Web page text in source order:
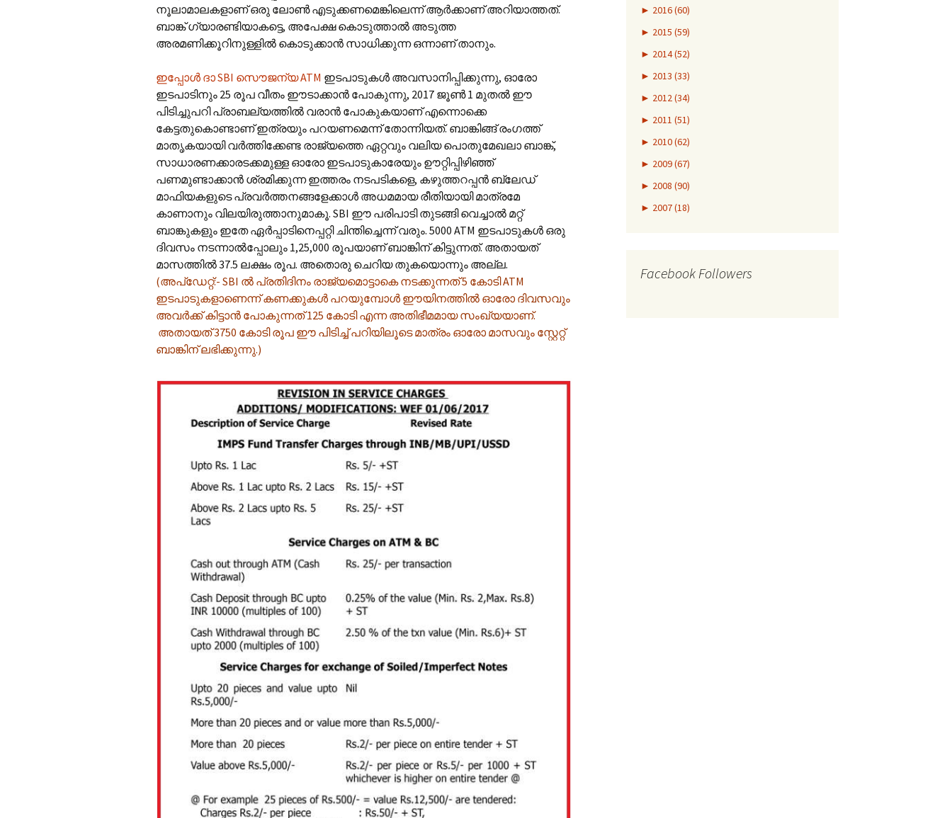
നൂലാമാലകളാണ് ഒരു ലോൺ എടുക്കണമെങ്കിലെന്ന് ആർക്കാണ് അറിയാത്തത്.
ബാങ്ക് ഗ്യാരണ്ടിയാകട്ടെ, അപേക്ഷ കൊടുത്താൽ അടുത്ത
അരമണിക്കൂറിനുള്ളിൽ കൊടുക്കാൻ സാധിക്കുന്ന ഒന്നാണ് താനും.
ഇപ്പോൾ ദാ SBI സൌജന്യ ATM ഇടപാടുകൾ അവസാനിപ്പിക്കുന്നു, ഓരോ
ഇടപാടിനും 25 രൂപ വീതം ഈടാക്കാൻ പോകുന്നു, 2017 ജൂൺ 1 മുതൽ ഈ
പിടിച്ചുപറി പ്രാബല്യത്തിൽ വരാൻ പോകുകയാണ് എന്നൊക്കെ
കേട്ടതുകൊണ്ടാണ് ഇത്രയും പറയണമെന്ന് തോന്നിയത്. ബാങ്കിങ്ങ് രംഗത്ത്
മാതൃകയായി വർത്തിക്കേണ്ട രാജ്യത്തെ ഏറ്റവും വലിയ പൊതുമേഖലാ ബാങ്ക്,
സാധാരണക്കാരടക്കമുള്ള ഓരോ ഇടപാടുകാരേയും ഊറ്റിപ്പിഴിഞ്ഞ്
പണമുണ്ടാക്കാൻ ശ്രമിക്കുന്ന ഇത്തരം നടപടികളെ, കഴുത്തറപ്പൻ ബ്ലേഡ്
മാഫിയകളുടെ പ്രവർത്തനങ്ങളേക്കാൾ അധമമായ രീതിയായി മാത്രമേ
കാണാനും വിലയിരുത്താനുമാകൂ. SBI ഈ പരിപാടി തുടങ്ങി വെച്ചാൽ മറ്റ്
ബാങ്കുകളും ഇതേ ഏർപ്പാടിനെപ്പറ്റി ചിന്തിച്ചെന്ന് വരും. 5000 ATM ഇടപാടുകൾ ഒരു
ദിവസം നടന്നാൽ‌പ്പോലും 1,25,000 രൂപയാണ് ബാങ്കിന് കിട്ടുന്നത്. അതായത്
മാസത്തിൽ 37.5 ലക്ഷം രൂപ. അതൊരു ചെറിയ തുകയൊന്നും അല്ല.
(അപ്‌ഡേറ്റ്:- SBI ൽ പ്രതിദിനം രാജ്യമൊട്ടാകെ നടക്കുന്നത് 5 കോടി ATM
ഇടപാടുകളാണെന്ന് കണക്കുകൾ പറയുമ്പോൾ ഈയിനത്തിൽ ഓരോ ദിവസവും
അവർക്ക് കിട്ടാൻ പോകുന്നത് 125 കോടി എന്ന അതിഭീമമായ സംഖ്യയാണ്.
അതായത് 3750 കോടി രൂപ ഈ പിടിച്ച് പറിയിലൂടെ മാത്രം ഓരോ മാസവും സ്റ്റേറ്റ്
ബാങ്കിന് ലഭിക്കുന്നു.)
► 2016 (60)
► 2015 (59)
► 2014 (52)
► 2013 (33)
► 2012 (34)
► 2011 (51)
► 2010 (62)
► 2009 (67)
► 2008 (90)
► 2007 (18)
Facebook Followers